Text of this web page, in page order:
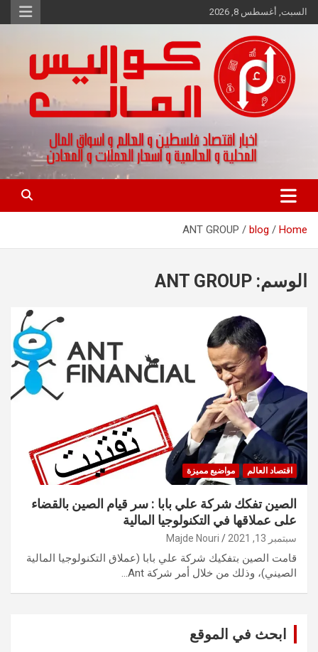
Skip
to
السبت, أغسطس 8, 2026
كواليس المال
اخبار اقتصاد فلسطين و العالم و تقارير اسواق المال و العملات
Home
blog
ANT GROUP
الوسم: ANT GROUP
اقتصاد العالم مواضيع مميزة
الصين تفكك شركة علي بابا : سر قيام الصين بالقضاء
على عملاقها في التكنولوجيا المالية
سبتمبر 13, 2021 Majde Nouri
قامت الصين بتفكيك شركة علي بابا (عملاق التكنولوجيا المالية
الصيني)، وذلك من خلال أمر شركة Ant…
ابحث في الموقع